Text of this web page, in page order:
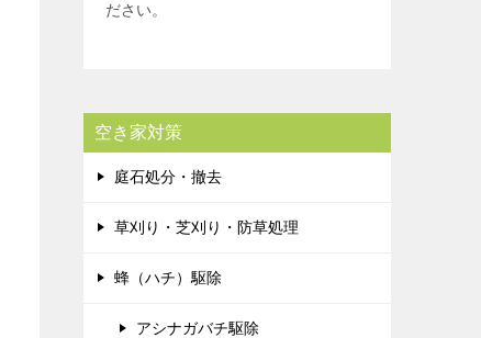
ださい。
空き家対策
庭石処分・撤去
草刈り・芝刈り・防草処理
蜂（ハチ）駆除
アシナガバチ駆除